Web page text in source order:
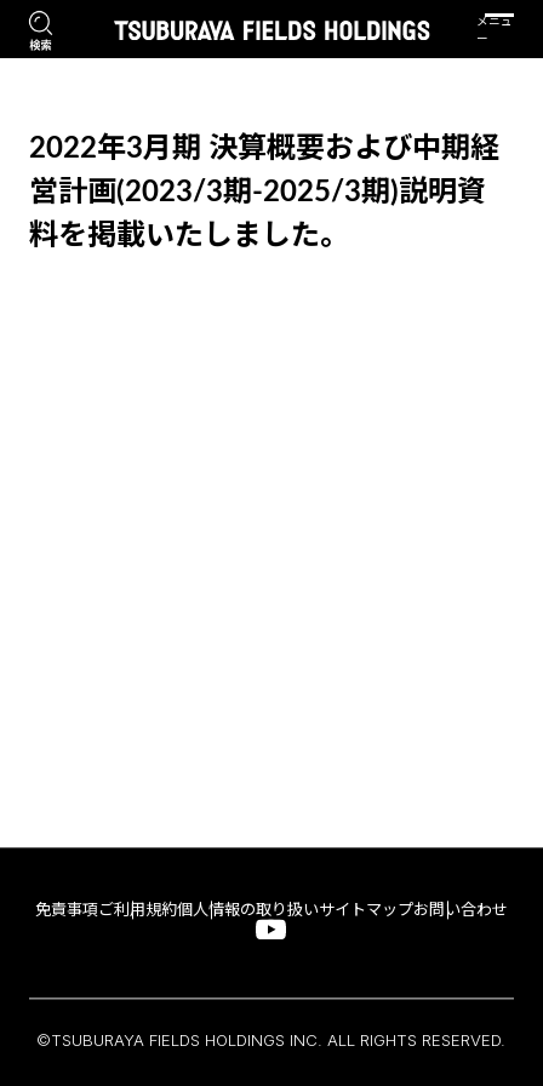
2022年3月期 決算概要および中期経
営計画(2023/3期-2025/3期)説明資
料を掲載いたしました。
免責事項 ご利用規約個人情報の取り扱いサイトマップお問い合わせ
©TSUBURAYA FIELDS HOLDINGS INC. ALL RIGHTS RESERVED.